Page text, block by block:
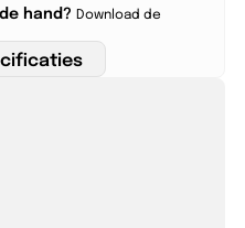
hand? Download de